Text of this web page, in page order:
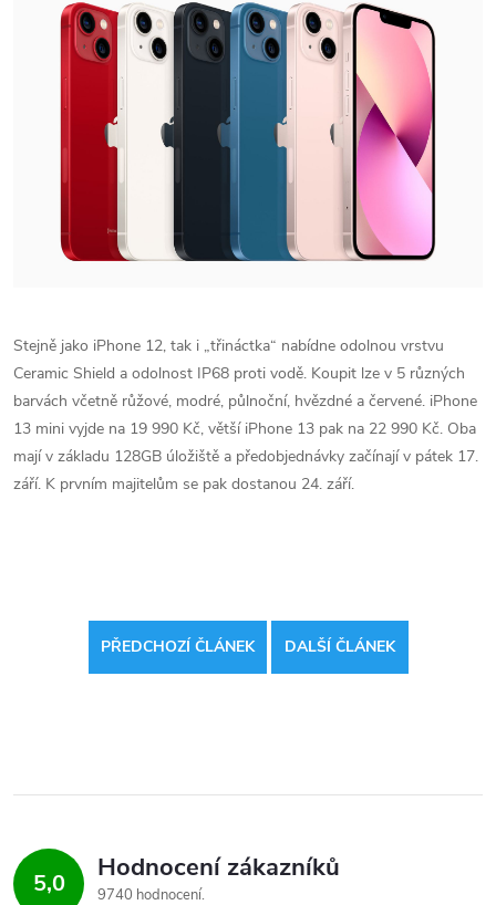
Stejně jako iPhone 12, tak i „třináctka“ nabídne odolnou vrstvu
Ceramic Shield a odolnost IP68 proti vodě. Koupit lze v 5 různých
barvách včetně růžové, modré, půlnoční, hvězdné a červené. iPhone
13 mini vyjde na 19 990 Kč, větší iPhone 13 pak na 22 990 Kč. Oba
mají v základu 128GB úložiště a předobjednávky začínají v pátek 17.
září. K prvním majitelům se pak dostanou 24. září.
PŘEDCHOZÍ ČLÁNEK DALŠÍ ČLÁNEK
5,0 Hodnocení zákazníků
9740 hodnocení